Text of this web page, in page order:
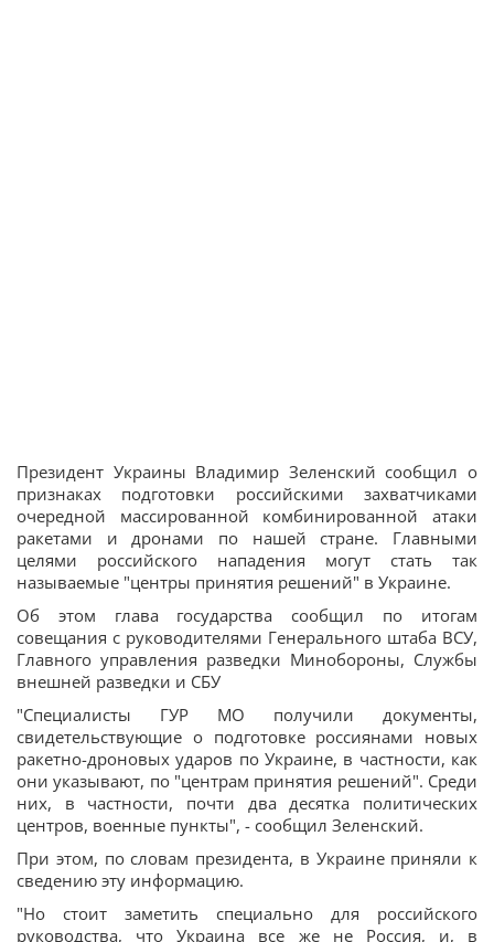
Президент Украины Владимир Зеленский сообщил о
признаках подготовки российскими захватчиками
очередной массированной комбинированной атаки
ракетами и дронами по нашей стране. Главными
целями российского нападения могут стать так
называемые "центры принятия решений" в Украине.
Об этом глава государства сообщил по итогам
совещания с руководителями Генерального штаба ВСУ,
Главного управления разведки Минобороны, Службы
внешней разведки и СБУ
"Специалисты ГУР МО получили документы,
свидетельствующие о подготовке россиянами новых
ракетно-дроновых ударов по Украине, в частности, как
они указывают, по "центрам принятия решений". Среди
них, в частности, почти два десятка политических
центров, военные пункты", - сообщил Зеленский.
При этом, по словам президента, в Украине приняли к
сведению эту информацию.
"Но стоит заметить специально для российского
руководства, что Украина все же не Россия, и, в